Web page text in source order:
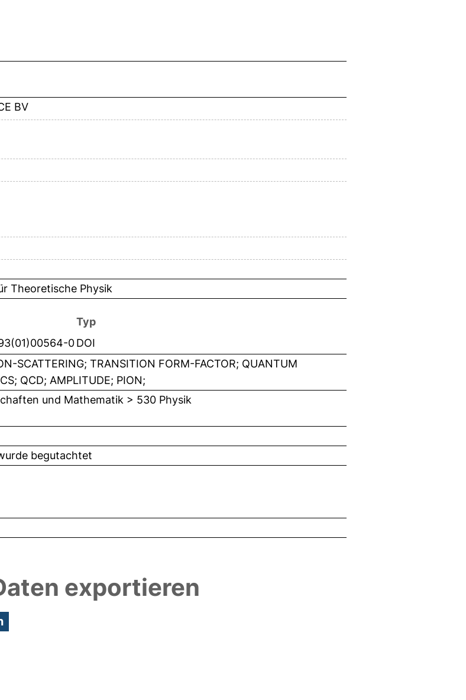
BV
Theoretische Physik
Typ
0DOI
SCATTERING; TRANSITION FORM-FACTOR; QUANTUM
QCD; AMPLITUDE; PION;
und Mathematik > 530 Physik
begutachtet
exportieren